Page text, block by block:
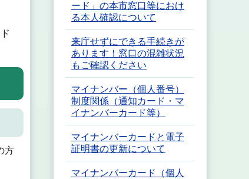
方
ード」の本市窓口等におけ
る本人確認について
来庁せずにできる手続きが
あります！窓口の混雑状況
もご確認ください
マイナンバー（個人番号）
制度関係（通知カード・マ
イナンバーカード等）
マイナンバーカードと電子
証明書の更新について
マイナンバーカード（個人